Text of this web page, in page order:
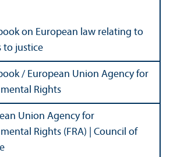
on European law relating to
to justice
/ European Union Agency for
Rights
Union Agency for
Rights (FRA) | Council of